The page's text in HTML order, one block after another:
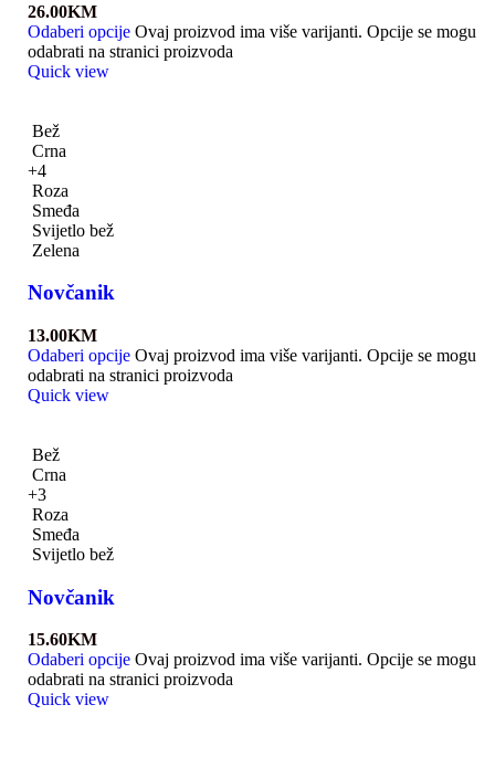
26.00KM
Odaberi opcije Ovaj proizvod ima više varijanti. Opcije se mogu
odabrati na stranici proizvoda
Quick view
Bež
Crna
+4
Roza
Smeđa
Svijetlo bež
Zelena
Novčanik
13.00KM
Odaberi opcije Ovaj proizvod ima više varijanti. Opcije se mogu
odabrati na stranici proizvoda
Quick view
Bež
Crna
+3
Roza
Smeđa
Svijetlo bež
Novčanik
15.60KM
Odaberi opcije Ovaj proizvod ima više varijanti. Opcije se mogu
odabrati na stranici proizvoda
Quick view